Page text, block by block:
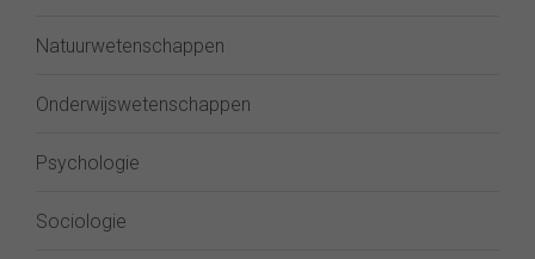
Natuurwetenschappen
Onderwijswetenschappen
Psychologie
Sociologie